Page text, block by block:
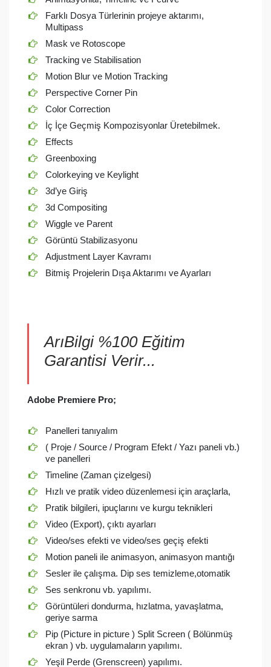
Farklı Dosya Türlerinin projeye aktarımı,
Multipass
Mask ve Rotoscope
Tracking ve Stabilisation
Motion Blur ve Motion Tracking
Perspective Corner Pin
Color Correction
İç İçe Geçmiş Kompozisyonlar Üretebilmek.
Effects
Greenboxing
Colorkeying ve Keylight
3d’ye Giriş
3d Compositing
Wiggle ve Parent
Görüntü Stabilizasyonu
Adjustment Layer Kavramı
Bitmiş Projelerin Dışa Aktarımı ve Ayarları
ArıBilgi %100 Eğitim
Garantisi Verir...
Adobe Premiere Pro;
Panelleri tanıyalım
( Proje / Source / Program Efekt / Yazı paneli vb.)
ve panelleri
Timeline (Zaman çizelgesi)
Hızlı ve pratik video düzenlemesi için araçlarla,
Pratik bilgileri, ipuçlarını ve kurgu teknikleri
Video (Export), çıktı ayarları
Video/ses efekti ve video/ses geçiş efekti
Motion paneli ile animasyon, animasyon mantığı
Sesler ile çalışma. Dip ses temizleme,otomatik
Ses senkronu vb. yapılımı.
Görüntüleri dondurma, hızlatma, yavaşlatma,
geriye sarma
Pip (Picture in picture ) Split Screen ( Bölünmüş
ekran ) vb. uygulamaların yapılımı.
Yeşil Perde (Grenscreen) yapılımı.